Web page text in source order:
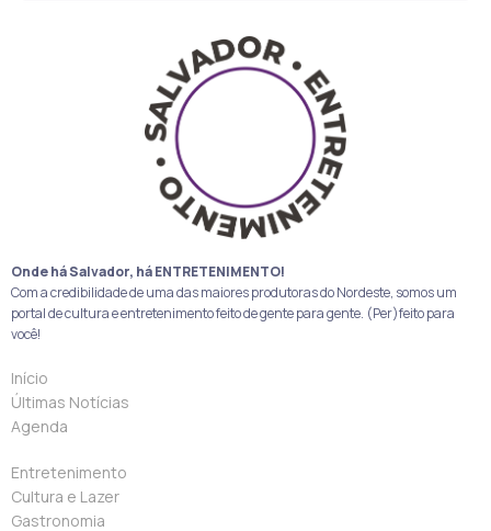
Onde há Salvador, há ENTRETENIMENTO!
Com a credibilidade de uma das maiores produtoras do Nordeste, somos um
portal de cultura e entretenimento feito de gente para gente. (Per)feito para
você!
Início
Últimas Notícias
Agenda
Entretenimento
Cultura e Lazer
Gastronomia